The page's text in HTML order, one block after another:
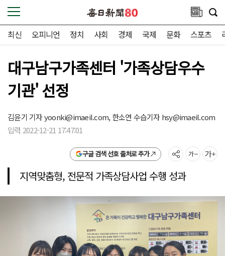
최신 오피니언 정치 사회 경제 국제 문화 스포츠
대구남구가족센터 '가족상담우수
기관' 선정
김윤기 기자yoonki@imaeil.com,한소연 수습기자hsy@imaeil.com
입력 2022-12-21 17:47:01
구글 검색 선호 출처로 추가
지역맞춤형, 전문적 가족상담사업 수행 성과